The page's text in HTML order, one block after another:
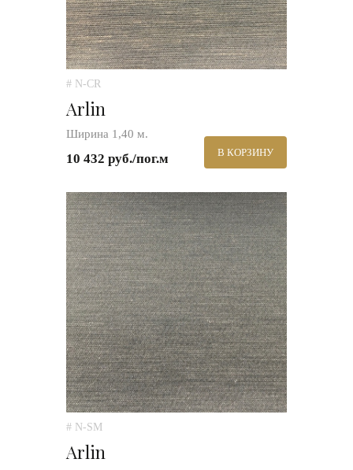
# N-CR
Arlin
Ширина 1,40 м.
10 432 руб./пог.м В КОРЗИНУ
# N-SM
Arlin